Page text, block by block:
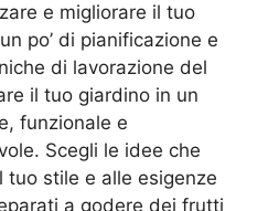
e migliorare il tuo
po’ di pianificazione e
di lavorazione del
il tuo giardino in un
funzionale e
Scegli le idee che
tuo stile e alle esigenze
a godere dei frutti